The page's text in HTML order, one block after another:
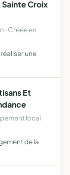
Sainte Croix
· Créée en
une
Et
local ·
de la